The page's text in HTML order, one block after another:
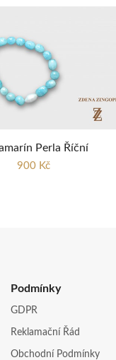
Perla Říční
900 Kč
Podmínky
GDPR
Reklamační Řád
Obchodní Podmínky